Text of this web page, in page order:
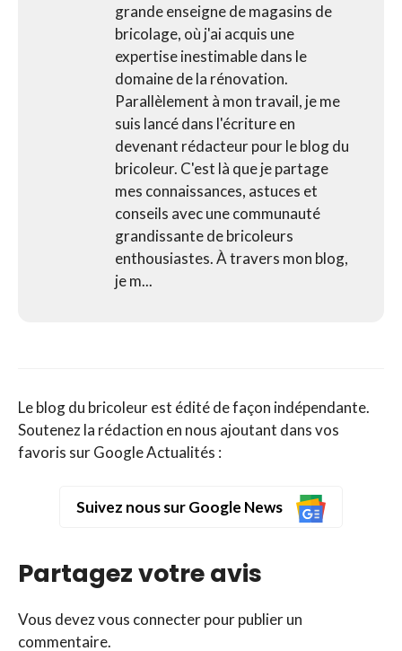
grande enseigne de magasins de
bricolage, où j'ai acquis une
expertise inestimable dans le
domaine de la rénovation.
Parallèlement à mon travail, je me
suis lancé dans l'écriture en
devenant rédacteur pour le blog du
bricoleur. C'est là que je partage
mes connaissances, astuces et
conseils avec une communauté
grandissante de bricoleurs
enthousiastes. À travers mon blog,
je m...
Le blog du bricoleur est édité de façon indépendante.
Soutenez la rédaction en nous ajoutant dans vos
favoris sur Google Actualités :
Suivez nous sur Google News
Partagez votre avis
Vous devezvous connecterpour publier un
commentaire.